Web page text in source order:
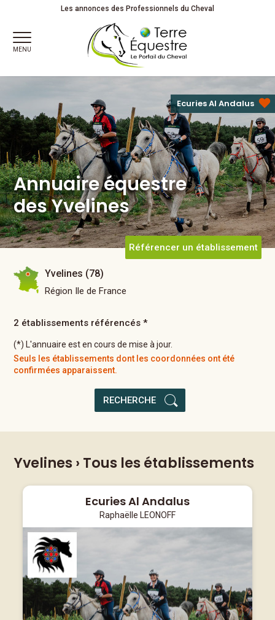
Annuaire équestreLes annonces des Professionnels du Cheval
MENU
Annuaire équestre
des Yvelines
Ecuries Al Andalus
Référencer un établissement
Yvelines (78)
Région Ile de France
2 établissements référencés *
(*) L'annuaire est en cours de mise à jour.
Seuls les établissements dont les coordonnées ont été
confirmées apparaissent.
RECHERCHE
Yvelines› Tous les établissements
Ecuries Al Andalus
Raphaëlle LEONOFF